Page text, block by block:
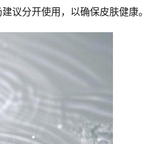
议分开使用，以确保皮肤健康。